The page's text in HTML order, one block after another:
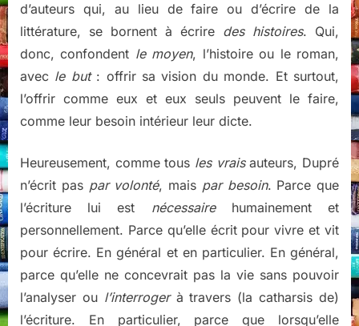
d’auteurs qui, au lieu de faire ou d’écrire de la
littérature, se bornent à écrire des histoires. Qui,
donc, confondent le moyen, l’histoire ou le roman,
avec le but: offrir sa vision du monde. Et surtout,
l’offrir comme eux et eux seuls peuvent le faire,
comme leur besoin intérieur leur dicte.
Heureusement, comme tous les vraisauteurs, Dupré
n’écrit pas par volonté, mais par besoin. Parce que
l’écriture lui est nécessairehumainement et
personnellement. Parce qu’elle écrit pour vivre et vit
pour écrire. En général et en particulier. En général,
parce qu’elle ne concevrait pas la vie sans pouvoir
l’analyser ou l’interrogerà travers (la catharsis de)
l’écriture. En particulier, parce que lorsqu’elle